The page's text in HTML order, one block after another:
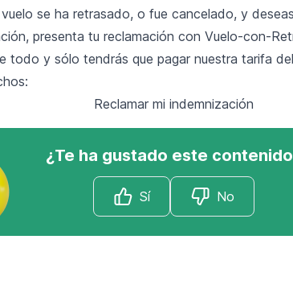
se ha retrasado, o fue cancelado, y
presenta tu reclamación con Vuelo-con-
todo y sólo tendrás que pagar nuestra tarifa
Reclamar mi indemnización
¿Te ha gustado este
Sí No